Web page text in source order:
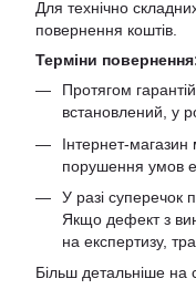
Для технічно
повернення коштів.
Терміни
Протягом
встановлений, у
Інтернет-
порушення умов
У разі суперечок
Якщо дефект з
на експертизу,
Більш детальніше на